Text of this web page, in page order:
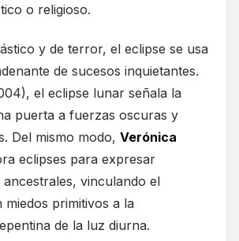
o religioso.
y de terror, el eclipse se usa
de sucesos inquietantes.
el eclipse lunar señala la
puerta a fuerzas oscuras y
Del mismo modo, Verónica
eclipses para expresar
vinculando el
primitivos a la
de la luz diurna.